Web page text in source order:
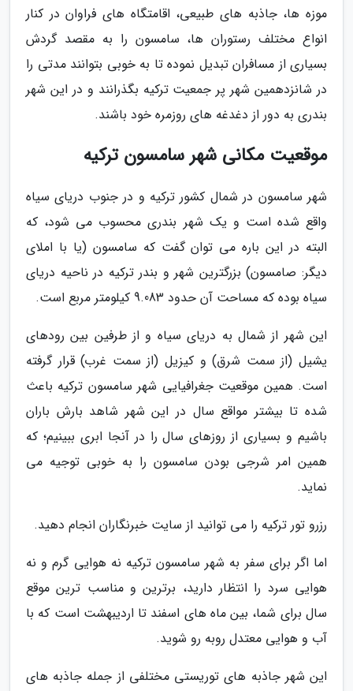
موزه ها، جاذبه های طبیعی، اقامتگاه های فراوان در کنار
انواع مختلف رستوران ها، سامسون را به مقصد گردش
بسیاری از مسافران تبدیل نموده تا به خوبی بتوانند مدتی را
در شانزدهمین شهر پر جمعیت ترکیه بگذرانند و در این شهر
بندری به دور از دغدغه های روزمره خود باشند.
موقعیت مکانی شهر سامسون ترکیه
شهر سامسون در شمال کشور ترکیه و در جنوب دریای سیاه
واقع شده است و یک شهر بندری محسوب می شود، که
البته در این باره می توان گفت که سامسون (یا با املای
دیگر: صامسون) بزرگترین شهر و بندر ترکیه در ناحیه دریای
سیاه بوده که مساحت آن حدود 9.083 کیلومتر مربع است.
این شهر از شمال به دریای سیاه و از طرفین بین رودهای
یشیل (از سمت شرق) و کیزیل (از سمت غرب) قرار گرفته
است. همین موقعیت جغرافیایی شهر سامسون ترکیه باعث
شده تا بیشتر مواقع سال در این شهر شاهد بارش باران
باشیم و بسیاری از روزهای سال را در آنجا ابری ببینیم؛ که
همین امر شرجی بودن سامسون را به خوبی توجیه می
نماید.
رزرو تور ترکیه را می توانید از سایت خبرنگاران انجام دهید.
اما اگر برای سفر به شهر سامسون ترکیه نه هوایی گرم و نه
هوایی سرد را انتظار دارید، برترین و مناسب ترین موقع
سال برای شما، بین ماه های اسفند تا اردیبهشت است که با
آب و هوایی معتدل روبه رو شوید.
این شهر جاذبه های توریستی مختلفی از جمله جاذبه های